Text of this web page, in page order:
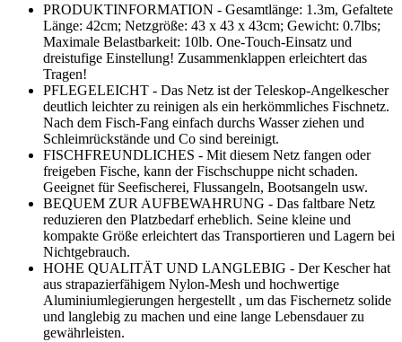
PRODUKTINFORMATION - Gesamtlänge: 1.3m, Gefaltete
Länge: 42cm; Netzgröße: 43 x 43 x 43cm; Gewicht: 0.7lbs;
Maximale Belastbarkeit: 10lb. One-Touch-Einsatz und
dreistufige Einstellung! Zusammenklappen erleichtert das
Tragen!
PFLEGELEICHT - Das Netz ist der Teleskop-Angelkescher
deutlich leichter zu reinigen als ein herkömmliches Fischnetz.
Nach dem Fisch-Fang einfach durchs Wasser ziehen und
Schleimrückstände und Co sind bereinigt.
FISCHFREUNDLICHES - Mit diesem Netz fangen oder
freigeben Fische, kann der Fischschuppe nicht schaden.
Geeignet für Seefischerei, Flussangeln, Bootsangeln usw.
BEQUEM ZUR AUFBEWAHRUNG - Das faltbare Netz
reduzieren den Platzbedarf erheblich. Seine kleine und
kompakte Größe erleichtert das Transportieren und Lagern bei
Nichtgebrauch.
HOHE QUALITÄT UND LANGLEBIG - Der Kescher hat
aus strapazierfähigem Nylon-Mesh und hochwertige
Aluminiumlegierungen hergestellt , um das Fischernetz solide
und langlebig zu machen und eine lange Lebensdauer zu
gewährleisten.